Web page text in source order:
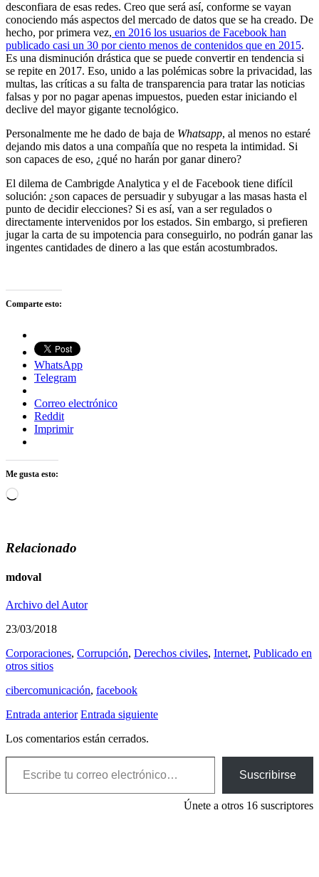
desconfiara de esas redes. Creo que será así, conforme se vayan
conociendo más aspectos del mercado de datos que se ha creado. De
hecho, por primera vez, en 2016 los usuarios de Facebook han
publicado casi un 30 por ciento menos de contenidos que en 2015.
Es una disminución drástica que se puede convertir en tendencia si
se repite en 2017. Eso, unido a las polémicas sobre la privacidad, las
multas, las críticas a su falta de transparencia para tratar las noticias
falsas y por no pagar apenas impuestos, pueden estar iniciando el
declive del mayor gigante tecnológico.
Personalmente me he dado de baja de Whatsapp, al menos no estaré
dejando mis datos a una compañía que no respeta la intimidad. Si
son capaces de eso, ¿qué no harán por ganar dinero?
El dilema de Cambrigde Analytica y el de Facebook tiene difícil
solución: ¿son capaces de persuadir y subyugar a las masas hasta el
punto de decidir elecciones? Si es así, van a ser regulados o
directamente intervenidos por los estados. Sin embargo, si prefieren
jugar la carta de su impotencia para conseguirlo, no podrán ganar las
ingentes cantidades de dinero a las que están acostumbrados.
Comparte esto:
WhatsApp
Telegram
Correo electrónico
Reddit
Imprimir
Me gusta esto:
Cargando...
Relacionado
mdoval
Archivo del Autor
23/03/2018
Corporaciones, Corrupción, Derechos civiles, Internet, Publicado en
otros sitios
cibercomunicación, facebook
Entrada anterior Entrada siguiente
Los comentarios están cerrados.
Escribe tu correo electrónico…
Suscribirse
Únete a otros 16 suscriptores